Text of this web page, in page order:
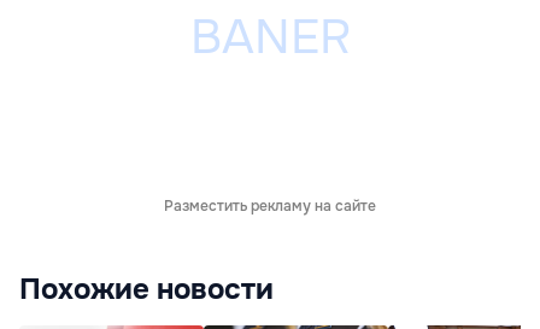
Разместить рекламу на сайте
Похожие новости